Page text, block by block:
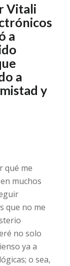
Vitali
a
a
y
qué me
muchos
que no me
no solo
ya a
o sea,